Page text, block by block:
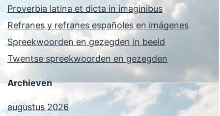
Proverbia latina et dicta in imaginibus
Refranes y refranes españoles en imágenes
Spreekwoorden en gezegden in beeld
Twentse spreekwoorden en gezegden
Archieven
augustus 2026